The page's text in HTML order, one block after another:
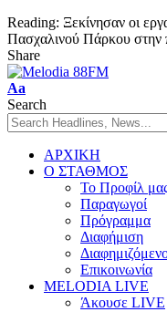
Reading: Ξεκίνησαν οι
Πασχαλινού Πάρκου στην
Share
Aa
Search
ΑΡΧΙΚΗ
Ο ΣΤΑΘΜΟΣ
Το Προφίλ
Παραγωγοί
Πρόγραμμα
Διαφήμιση
Επικοινωνία
MELODIA LIVE
Άκουσε LIVE